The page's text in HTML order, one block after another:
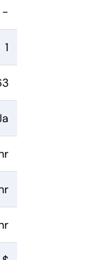
-
1